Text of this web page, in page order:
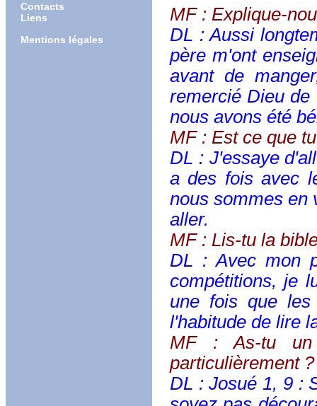
Contacts
Liens
Mentions légales
MF : Explique-
DL :Aussi
père m'ont
avant de
remercié Dieu de
nous avons été
MF : Est ce que
DL : J'essaye
a des fois avec
nous sommes en
aller.
MF : Lis-tu la
DL : Avec mon
compétitions, je
une fois que les
l'habitude de lire
MF : As-tu
particulièrement ?
DL : Josué 1, 9 :